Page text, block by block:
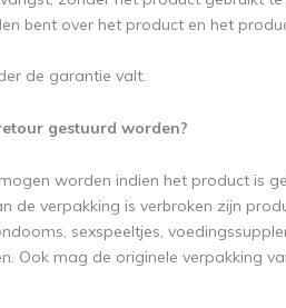
bent over het product en het
de garantie valt.
gestuurd worden?
worden indien het product is
de verpakking is verbroken zijn
sexspeeltjes,
Ook mag de originele verpakking